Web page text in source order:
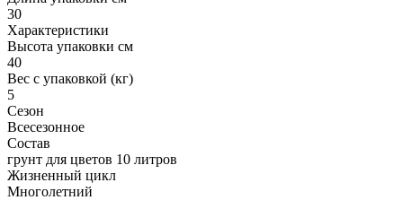
30
Характеристики
Высота упаковки см
40
Вес с упаковкой (кг)
5
Сезон
Всесезонное
Состав
грунт для цветов 10 литров
Жизненный цикл
Многолетний